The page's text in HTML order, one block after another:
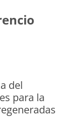
del
para la